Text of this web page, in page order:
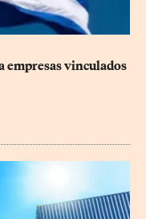
empresas vinculados